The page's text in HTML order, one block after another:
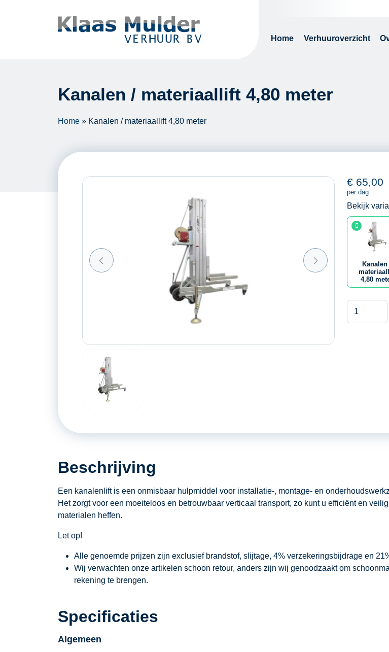
Home Verhuuroverzicht
Kanalen / materiaallift 4,80 meter
Home » Kanalen / materiaallift 4,80 meter
€ 65,00
per dag
Bekijk
Kanalen
4,80
Beschrijving
Een kanalenlift is een onmisbaar hulpmiddel voor installatie-, montage- en
Het zorgt voor een moeiteloos en betrouwbaar verticaal transport, zo kunt u efficiënt en
materialen heffen.
Let op!
Alle genoemde prijzen zijn exclusief brandstof, slijtage, 4% verzekeringsbijdrage en
Wij verwachten onze artikelen schoon retour, anders zijn wij genoodzaakt om
rekening te brengen.
Specificaties
Algemeen